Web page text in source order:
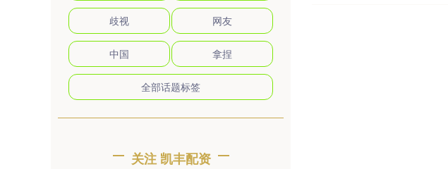
歧视 网友
中国 拿捏
全部话题标签
关注 凯丰配资